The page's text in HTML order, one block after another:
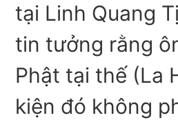
tại Linh Quang
tin tưởng rằng
Phật tại thế (La
kiện đó không